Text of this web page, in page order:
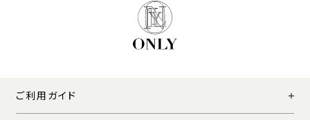
ご利用ガイド